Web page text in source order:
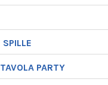
PARTY